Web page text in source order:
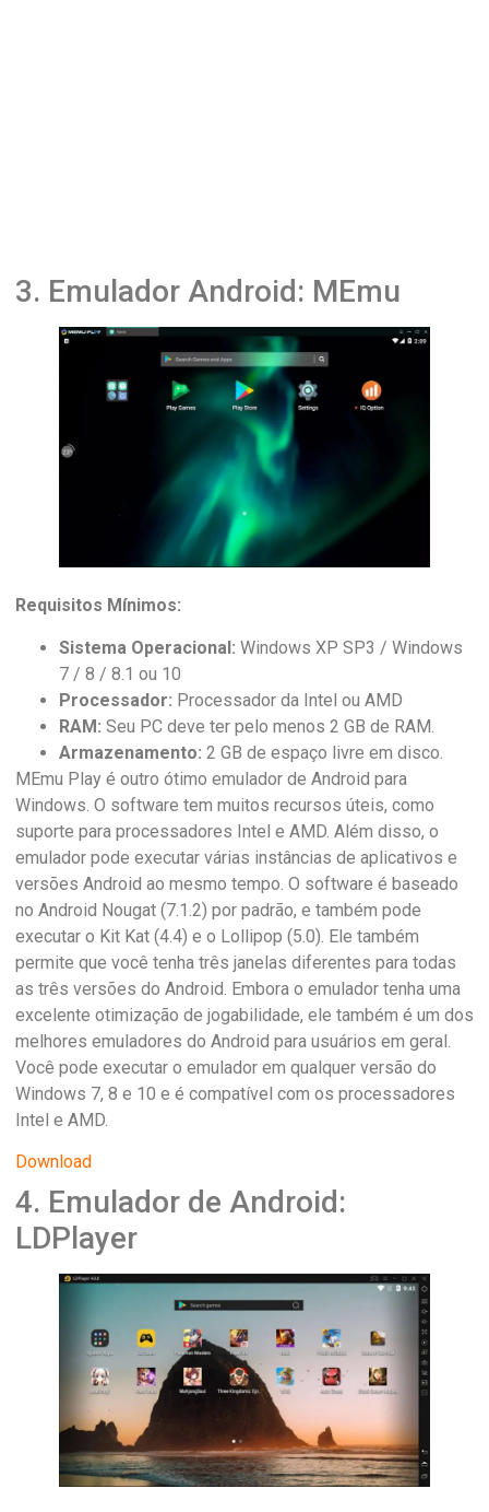
3. Emulador Android: MEmu
Requisitos Mínimos:
Sistema Operacional: Windows XP SP3 / Windows
7 / 8 / 8.1 ou 10
Processador: Processador da Intel ou AMD
RAM: Seu PC deve ter pelo menos 2 GB de RAM.
Armazenamento: 2 GB de espaço livre em disco.
MEmu Play é outro ótimo emulador de Android para
Windows. O software tem muitos recursos úteis, como
suporte para processadores Intel e AMD. Além disso, o
emulador pode executar várias instâncias de aplicativos e
versões Android ao mesmo tempo. O software é baseado
no Android Nougat (7.1.2) por padrão, e também pode
executar o Kit Kat (4.4) e o Lollipop (5.0). Ele também
permite que você tenha três janelas diferentes para todas
as três versões do Android. Embora o emulador tenha uma
excelente otimização de jogabilidade, ele também é um dos
melhores emuladores do Android para usuários em geral.
Você pode executar o emulador em qualquer versão do
Windows 7, 8 e 10 e é compatível com os processadores
Intel e AMD.
Download
4. Emulador de Android:
LDPlayer